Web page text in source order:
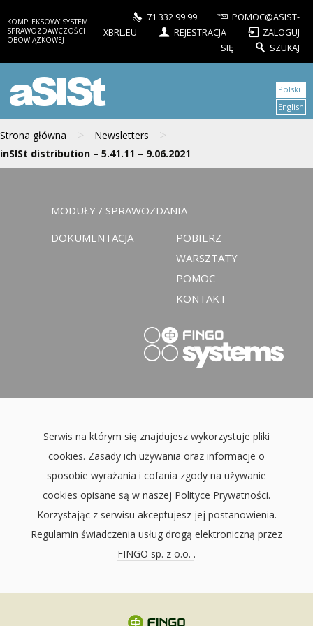
KOMPLEKSOWY SYSTEM
SPRAWOZDAWCZOŚCI
OBOWIĄZKOWEJ
71 332 99 99
POMOC@ASIST-
XBRL.EU
REJESTRACJA
ZALOGUJ
SIĘ
SZUKAJ
aSISt
Strona główna > Newsletters >
inSISt distribution – 5.41.11 – 9.06.2021
Polski
English
MODUŁY / SPRAWOZDANIA
DOKUMENTACJA
POBIERZ
WARSZTATY
POMOC
KONTAKT
Serwis na którym się znajdujesz wykorzystuje pliki
cookies. Zasady ich używania oraz informacje o
sposobie wyrażania i cofania zgody na używanie
cookies opisane są w naszej Polityce Prywatności.
Korzystając z serwisu akceptujesz jej postanowienia.
Regulamin świadczenia usług drogą elektroniczną przez
FINGO sp. z o.o. .